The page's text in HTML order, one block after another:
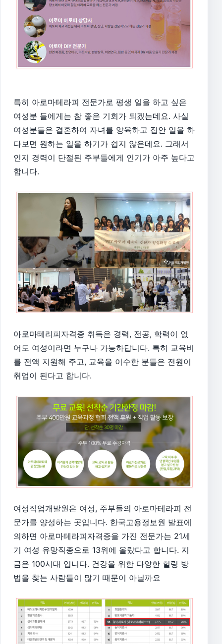
특히 아로마테라피 전문가로 평생 일을 하고 싶은
여성분 들에게는 참 좋은 기회가 되겠는데요. 사실
여성분들은 결혼하여 자녀를 양육하고 집안 일을 하
다보면 원하는 일을 하기가 쉽지 않은데요. 그래서
인지 경력이 단절된 주부들에게 인기가 아주 높다고
합니다.
아로마테리피자격증 취득은 경력, 전공, 학력이 없
어도 여성이라면 누구나 가능하답니다. 특히 교육비
를 전액 지원해 주고, 교육을 이수한 분들은 전원이
취업이 된다고 합니다.
여성직업개발원은 여성, 주부들의 아로마테라피 전
문가를 양성하는 곳입니다. 한국고용정보원 발표에
의하면 아로마테라피자격증을 가진 전문가는 21세
기 여성 유망직종으로 13위에 올랐다고 합니다. 지
금은 100시대 입니다. 건강을 위한 다양한 힐링 방
법을 찾는 사람들이 많기 때문이 아닐까요